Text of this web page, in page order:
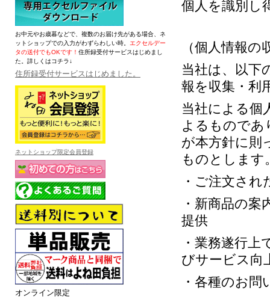
お中元やお歳暮などで、複数のお届け先がある場合、ネ
ットショップでの入力がわずらわしい時。 エクセルデー
タの送付でもOKです！ 住所録受付サービスはじめまし
た。詳しくはコチラ↓
住所録受付サービスはじめました。
ネットショップ限定会員登録
オンライン限定
個人を識別し
（個人情報の
当社は、以下
報を収集・利
当社による個
よるものであ
が本方針に則
ものとします
・ご注文さ
・新商品の
提供
・業務遂行
びサービス向
・各種のお問